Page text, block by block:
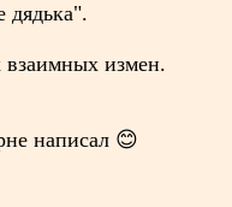
дядька".
взаимных измен.
написал 😊